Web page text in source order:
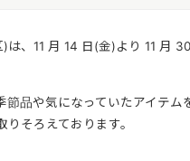
、11 月 14 日(金)より 11 月
節品や気になっていたアイテ
そろえております。